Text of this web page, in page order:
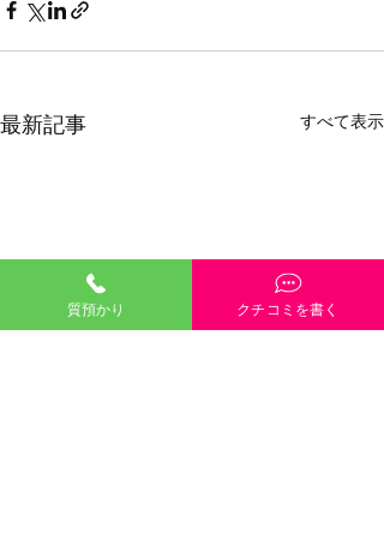
最新記事 すべて表示
質預かり クチコミを書く